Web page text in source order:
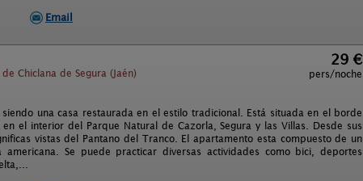
Email
de Chiclana de Segura (Jaén)
29 €
pers/noche
una casa restaurada en el estilo tradicional. Está situada en el borde
el interior del Parque Natural de Cazorla, Segura y las Villas. Desde sus
vistas del Pantano del Tranco. El apartamento esta compuesto de un
Se puede practicar diversas actividades como bici, deportes